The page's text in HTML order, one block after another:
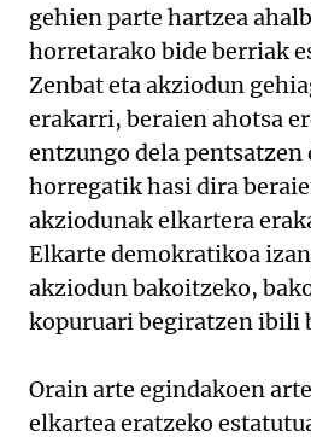
gehien parte hartzea
horretarako bide berriak
Zenbat eta akziodun
erakarri, beraien ahotsa
entzungo dela pentsatzen
horregatik hasi dira
akziodunak elkartera
Elkarte demokratikoa
akziodun bakoitzeko,
kopuruari begiratzen ibili
Orain arte egindakoen
elkartea eratzeko